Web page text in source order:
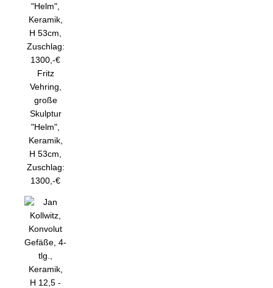
Fritz
Vehring,
große
Skulptur
"Helm",
Keramik,
H 53cm,
Zuschlag:
1300,-€